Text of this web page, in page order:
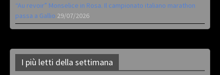
“Au revoir” Monselice in Rosa. Il campionato italiano marathon
passa a Gallio 29/07/2026
I più letti della settimana